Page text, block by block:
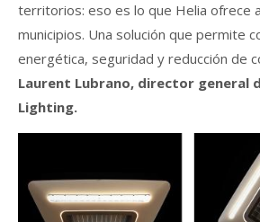
territorios: eso es lo que Helia ofrece
municipios. Una solución que permite
energética, seguridad y reducción de
Laurent Lubrano, director general
Lighting.